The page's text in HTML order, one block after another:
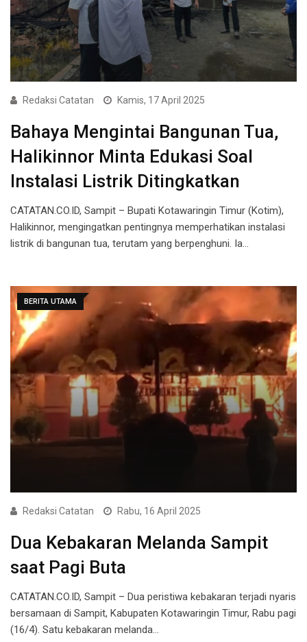
Redaksi Catatan Kamis, 17 April 2025
Bahaya Mengintai Bangunan Tua,
Halikinnor Minta Edukasi Soal
Instalasi Listrik Ditingkatkan
CATATAN.CO.ID, Sampit – Bupati Kotawaringin Timur (Kotim),
Halikinnor, mengingatkan pentingnya memperhatikan instalasi
listrik di bangunan tua, terutam yang berpenghuni. Ia…
BERITA UTAMA
Redaksi Catatan Rabu, 16 April 2025
Dua Kebakaran Melanda Sampit
saat Pagi Buta
CATATAN.CO.ID, Sampit – Dua peristiwa kebakaran terjadi nyaris
bersamaan di Sampit, Kabupaten Kotawaringin Timur, Rabu pagi
(16/4). Satu kebakaran melanda…